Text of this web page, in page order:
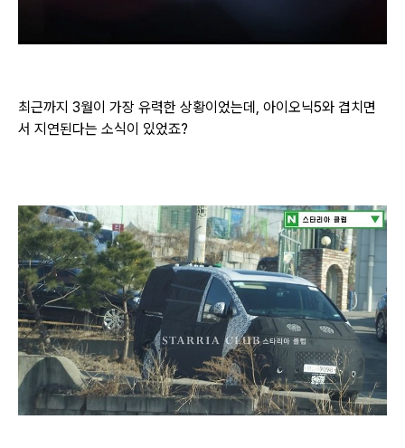
최근까지 3월이 가장 유력한 상황이었는데, 아이오닉5와 겹치면
서 지연된다는 소식이 있었죠?